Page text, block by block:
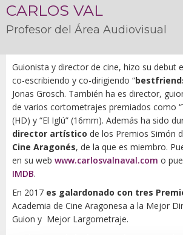
aquí
CARLOS VAL
Profesor del Área Audiovisual
Guionista y director de cine, hizo su debut
co-escribiendo y co-dirigiendo “
Jonas Grosch. También ha es director,
de varios cortometrajes premiados como
(HD) y “El Iglú” (16mm). Además ha sido
director artístico de los Premios Simón
Cine Aragonés, de la que es miembro.
en su web www.carlosvalnaval.com o
IMDB.
En 2017 es galardonado con tres
Academia de Cine Aragonesa a la Mejor
Guion y Mejor Largometraje.